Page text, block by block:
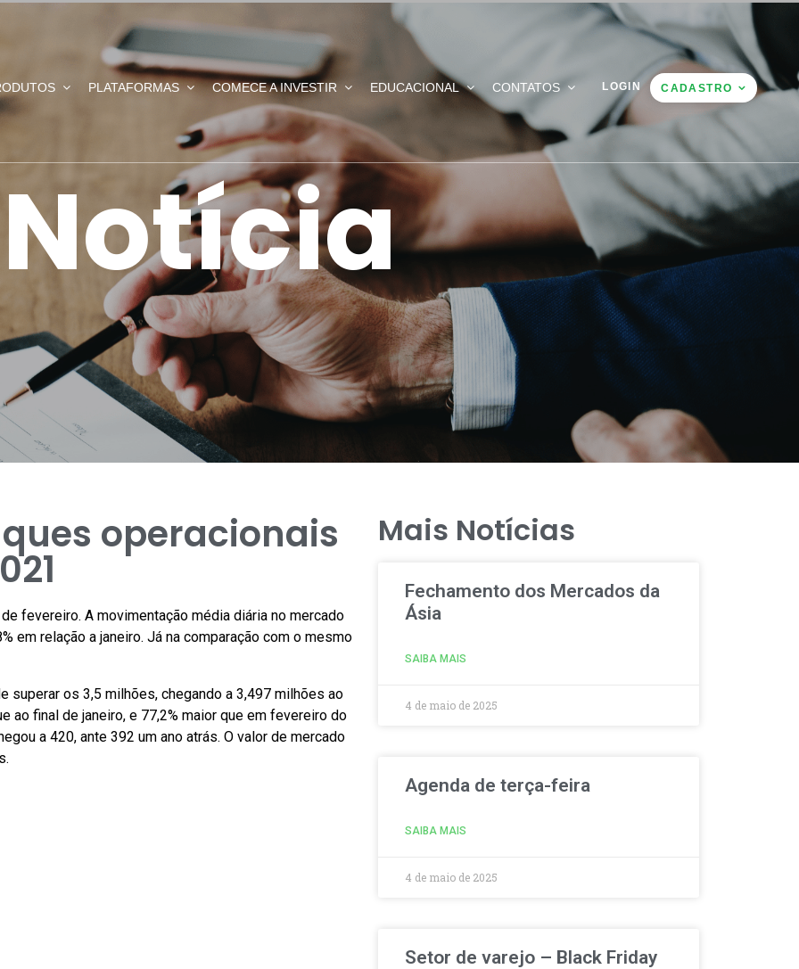
PLATAFORMAS COMECE A INVESTIR EDUCACIONAL CONTATOS LOGIN CADASTRO
Notícia
operacionais
fevereiro. A movimentação média diária no mercado
em relação a janeiro. Já na comparação com o mesmo
os 3,5 milhões, chegando a 3,497 milhões ao
ao final de janeiro, e 77,2% maior que em fevereiro do
a 420, ante 392 um ano atrás. O valor de mercado
Mais Notícias
Fechamento dos Mercados da
Ásia
SAIBA MAIS
4 de maio de 2025
Agenda de terça-feira
SAIBA MAIS
4 de maio de 2025
Setor de varejo – Black Friday